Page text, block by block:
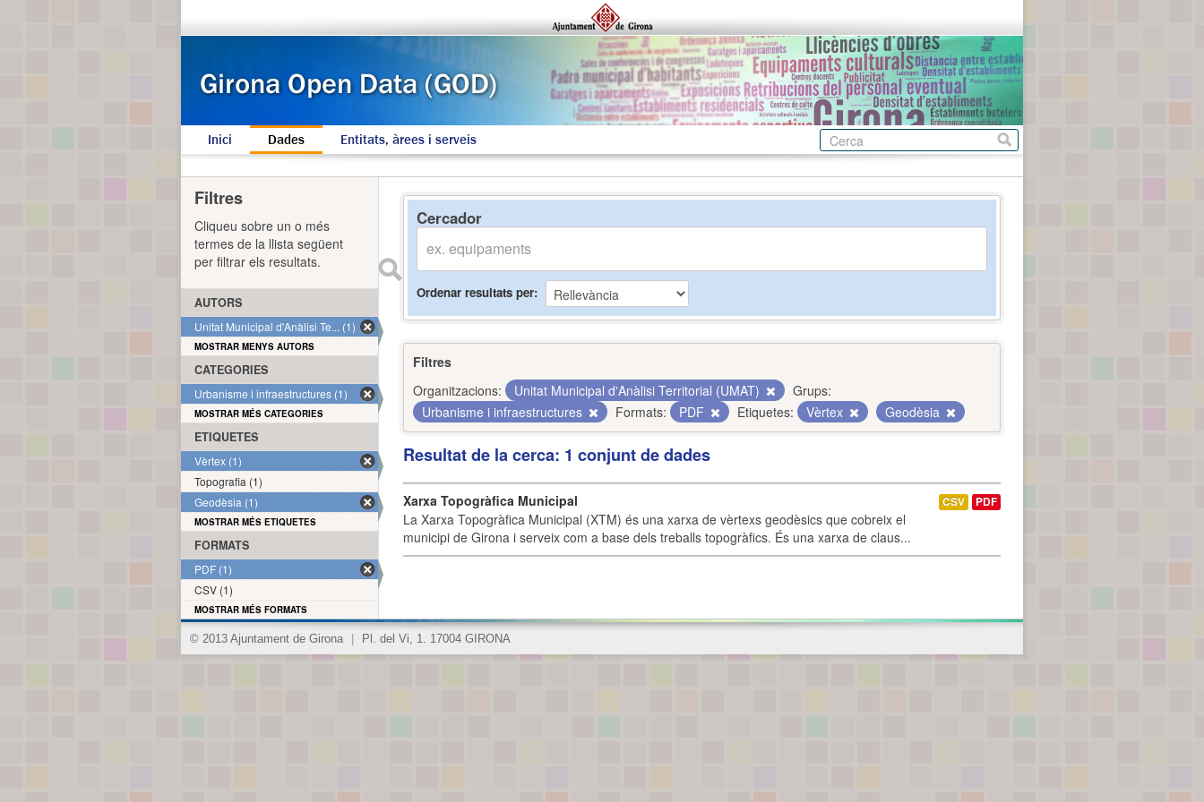
Inici Dades Entitats, àrees i serveis
Cercador
Ordenar resultats per
Filtres
Organitzacions:
Unitat Municipal d'Anàlisi Territorial (UMAT)
Grups:
Urbanisme i infraestructures
Formats: PDF Etiquetes: Vèrtex Geodèsia
Resultat de la cerca: 1 conjunt de dades
Xarxa Topogràfica Municipal
La Xarxa Topogràfica Municipal (XTM) és una xarxa de vèrtexs geodèsics que cobreix el
municipi de Girona i serveix com a base dels treballs topogràfics. És una xarxa de claus...
CSV PDF
Filtres
Cliqueu sobre un o més
termes de la llista següent
per filtrar els resultats.
AUTORS
Unitat Municipal d'Anàlisi Te... (1)
MOSTRAR MENYS AUTORS
CATEGORIES
Urbanisme i infraestructures (1)
MOSTRAR MÉS CATEGORIES
ETIQUETES
Vèrtex (1)
Topografia (1)
Geodèsia (1)
MOSTRAR MÉS ETIQUETES
FORMATS
PDF (1)
CSV (1)
MOSTRAR MÉS FORMATS
© 2013 Ajuntament de Girona Pl. del Vi, 1. 17004 GIRONA